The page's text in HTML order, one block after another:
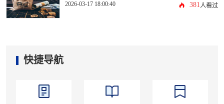
2026-03-17 18:00:40 381人看过
快捷导航